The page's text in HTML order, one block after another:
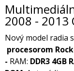
2008 - 2013
Nový model radia s
procesorom
- RAM: DDR3 4GB